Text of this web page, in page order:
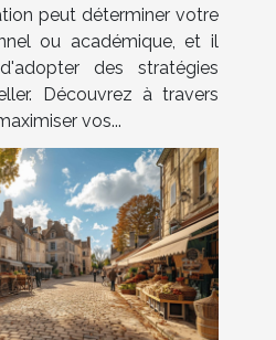
peut déterminer votre
ou académique, et il
des stratégies
Découvrez à travers
vos...